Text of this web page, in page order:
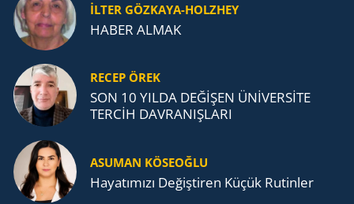
İLTER GÖZKAYA-HOLZHEY
HABER ALMAK
RECEP ÖREK
SON 10 YILDA DEĞİŞEN ÜNİVERSİTE
TERCİH DAVRANIŞLARI
ASUMAN KÖSEOĞLU
Ha­ya­tı­mı­zı De­ğiş­ti­ren Küçük Ru­tin­ler